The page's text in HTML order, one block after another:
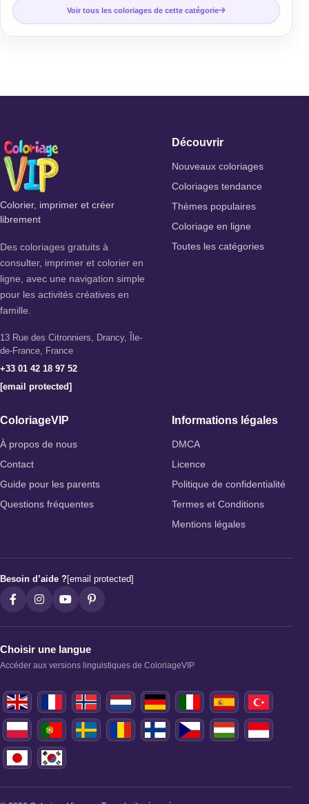
Voir tous les coloriages de cette catégorie
Colorier, imprimer et créer
librement
Des coloriages gratuits à
consulter, imprimer et colorier en
ligne, avec une navigation simple
pour les activités créatives en
famille.
13 Rue des Citronniers, Drancy, Île-
de-France, France
+33 01 42 18 97 52
[email protected]
Découvrir
Nouveaux coloriages
Coloriages tendance
Thèmes populaires
Coloriage en ligne
Toutes les catégories
ColoriageVIP
À propos de nous
Contact
Guide pour les parents
Questions fréquentes
Informations légales
DMCA
Licence
Politique de confidentialité
Termes et Conditions
Mentions légales
Besoin d’aide ?[email protected]
Choisir une langue
Accéder aux versions linguistiques de ColoriageVIP